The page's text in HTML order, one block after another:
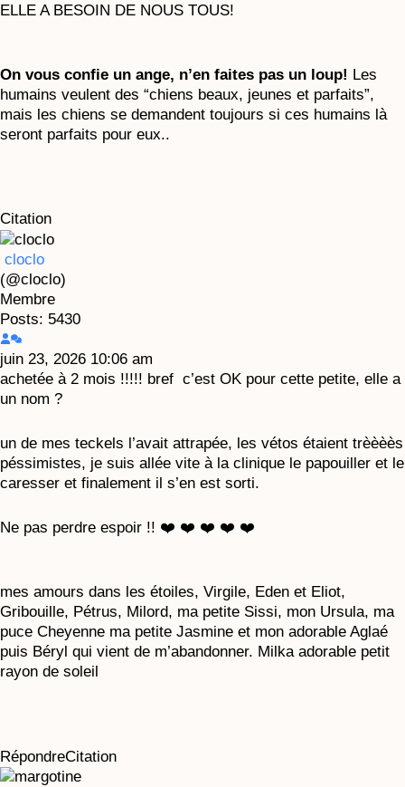
ELLE A BESOIN DE NOUS TOUS!
On vous confie un ange, n’en faites pas un loup! Les
humains veulent des “chiens beaux, jeunes et parfaits”,
mais les chiens se demandent toujours si ces humains là
seront parfaits pour eux..
Citation
cloclo
(@cloclo)
Membre
Posts: 5430
juin 23, 2026 10:06 am
achetée à 2 mois !!!!! bref c’est OK pour cette petite, elle a
un nom ?
un de mes teckels l’avait attrapée, les vétos étaient trèèèès
péssimistes, je suis allée vite à la clinique le papouiller et le
caresser et finalement il s’en est sorti.
Ne pas perdre espoir !! ❤️ ❤️ ❤️ ❤️ ❤️
mes amours dans les étoiles, Virgile, Eden et Eliot,
Gribouille, Pétrus, Milord, ma petite Sissi, mon Ursula, ma
puce Cheyenne ma petite Jasmine et mon adorable Aglaé
puis Béryl qui vient de m’abandonner. Milka adorable petit
rayon de soleil
RépondreCitation